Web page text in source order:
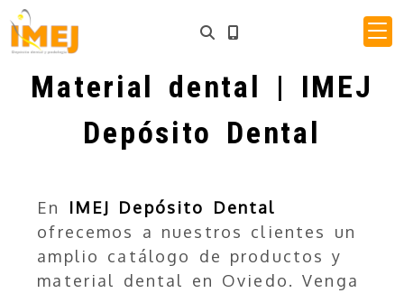
Material dental | IMEJ
Depósito Dental
En
IMEJ Depósito Dental
ofrecemos a nuestros clientes un
amplio catálogo de productos y
material dental en Oviedo. Venga